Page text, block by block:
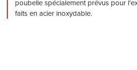
poubelle spécialement prévus pour
faits en acier inoxydable.